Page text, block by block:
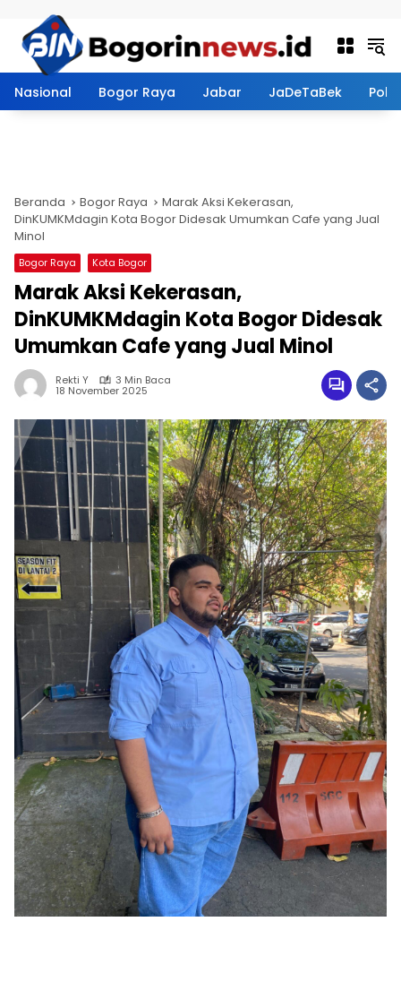
Nasional Bogor Raya Jabar JaDeTaBek
Beranda Bogor Raya
Marak Aksi Kekerasan,
DinKUMKMdagin Kota Bogor Didesak Umumkan Cafe yang Jual
Minol
Bogor Raya Kota Bogor
Marak Aksi Kekerasan,
DinKUMKMdagin Kota Bogor Didesak
Umumkan Cafe yang Jual Minol
Rekti Y 3 Min Baca
18 November 2025